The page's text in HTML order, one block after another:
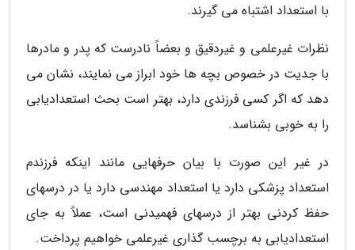
با استعداد اشتباه می گیرند.
نظرات غیرعلمی و غیردقیق و بعضاً نادرست که پدر و مادرها
با جدیت در خصوص بچه ها خود ابراز می نمایند، نشان می
دهد که اگر کسی فرزندی دارد، بهتر است بحث استعدادیابی
را به خوبی بشناسد.
در غیر این صورت با بیان حرفهایی مانند اینکه فرزندم
استعداد پزشکی دارد یا استعداد مهندسی دارد یا در درسهای
حفظ کردنی بهتر از درسهای فهمیدنی است، عملاً به جای
استعدادیابی به برچسب گذاری غیرعلمی خواهیم پرداخت.